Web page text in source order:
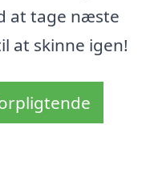
at tage næste
at skinne igen!